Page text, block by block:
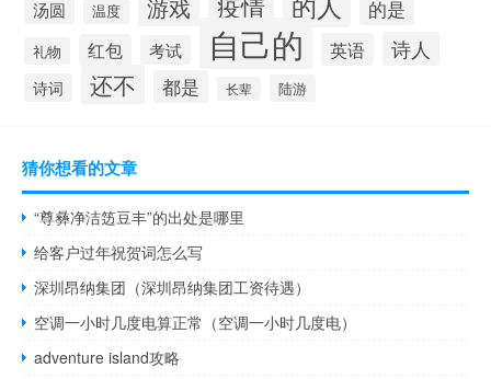
汤圆 温度 游戏 的是
礼物 红包 考试 自己的 英语 诗人
诗词 还不 都是 长辈 陆游
猜你想看的文章
“尊彝净洁笾豆丰”的出处是哪里
给客户过年祝贺词怎么写
深圳昂纳集团（深圳昂纳集团工资待遇）
空调一小时几度电算正常（空调一小时几度电）
adventure island攻略